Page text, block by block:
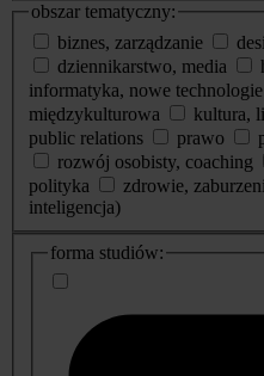
obszar tematyczny:
biznes, zarządzanie
dziennikarstwo, media
informatyka, nowe technologie
międzykulturowa
kultura,
public relations
prawo
rozwój osobisty, coaching
polityka
zdrowie,
inteligencja)
dodatkowe
informacje
forma studiów: